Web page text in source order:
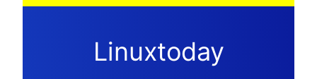
Linuxtoday